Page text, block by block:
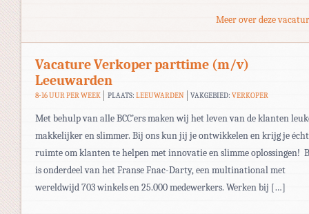
Meer over deze
Vacature Verkoper parttime (m/v)
Leeuwarden
8-16 UUR PER WEEK PLAATS: LEEUWARDEN VAKGEBIED:VERKOPER
Met behulp van alle BCC’ers maken wij het leven van de klanten
makkelijker en slimmer. Bij ons kun jij je ontwikkelen en krijg je
ruimte om klanten te helpen met innovatie en slimme oplossingen!
is onderdeel van het Franse Fnac-Darty, een multinational met
wereldwijd 703 winkels en 25.000 medewerkers. Werken bij […]